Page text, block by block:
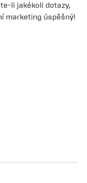
li jakékoli dotazy,
marketing úspěšný!